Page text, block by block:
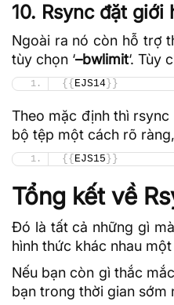
10. Rsync đặt
Ngoài ra nó còn hỗ trợ
tùy chọn ‘–bwlimit‘. Tùy
{{ EJS14 }}
Theo mặc định thì
bộ tệp một cách rõ
{{ EJS15 }}
Tổng kết về
Đó là tất cả những gì mà
hình thức khác nhau
Nếu bạn còn gì thắc
bạn trong thời gian sớm